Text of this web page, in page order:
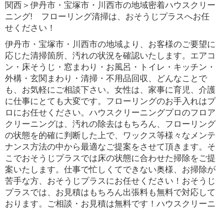
関西＞伊丹市・宝塚市・川西市の地域密着ハウスクリー
ニング! フローリング清掃は、おそうじプラスへお任
せください！
伊丹市・宝塚市・川西市の地域より、お客様のご要望に
応じた清掃箇所、汚れの状況を確認いたします。エアコ
ン・床そうじ・窓まわり・お風呂・トイレ・キッチン・
外構・玄関まわり・清掃・不用品回収、どんなことで
も、お気軽にご相談下さい。女性は、家事に育児、介護
に仕事にとても大変です。フローリングのお手入れはプ
ロにお任せください。ハウスクリーニングプロのフロア
クリーニングは、汚れの除去はもちろん、フローリング
の状態を的確に判断した上で、ワックス等様々なメンテ
ナンス方法の中から最適なご提案をさせて頂きます。そ
こでおそうじプラスでは床の状態に合わせた掃除をご提
案いたします。仕事で忙しくてできない奥様、お掃除が
苦手な方、おそうじプラスにお任せください！おそうじ
プラスでは、お見積はもちろん出張料も無料で対応して
おります。ご相談・お見積は無料です！ハウスクリーニ